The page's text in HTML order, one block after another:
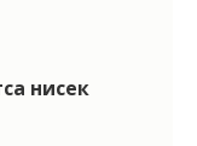
нисек